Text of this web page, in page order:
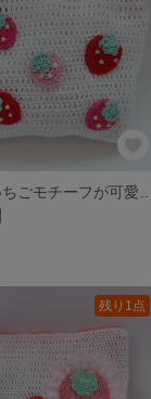
残り1点